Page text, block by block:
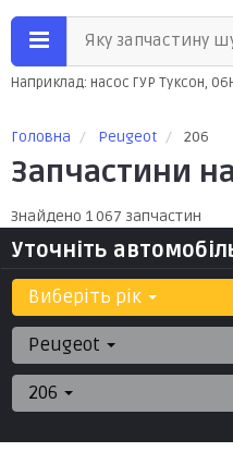
Яку запчастину
Наприклад: насос ГУР Туксон,
Головна Peugeot 206
Запчастини
Знайдено 1 067 запчастин
Уточніть
Виберіть рік
Peugeot
206